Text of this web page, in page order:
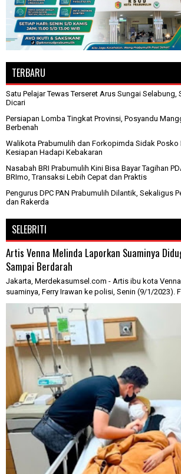
TERBARU
Satu Pelajar Tewas Terseret Arus Sungai Selabung,
Dicari
Persiapan Lomba Tingkat Provinsi, Posyandu
Berbenah
Walikota Prabumulih dan Forkopimda Sidak Posko
Kesiapan Hadapi Kebakaran
Nasabah BRI Prabumulih Kini Bisa Bayar Tagihan
BRImo, Transaksi Lebih Cepat dan Praktis
Pengurus DPC PAN Prabumulih Dilantik, Sekaligus
dan Rakerda
SELEBRITI
Artis Venna Melinda Laporkan Suaminya
Sampai Berdarah
Jakarta, Merdekasumsel.com - Artis ibu kota
suaminya, Ferry Irawan ke polisi, Senin (9/1/2023).